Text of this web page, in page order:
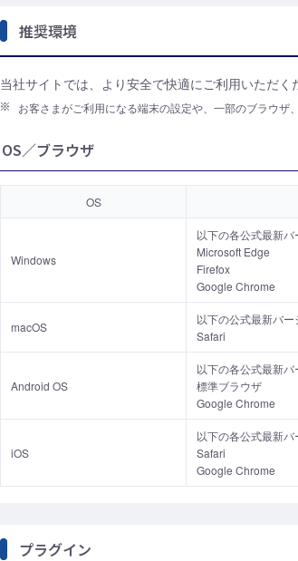
推奨環境
当社サイトでは、より安全で快適にご利用いただく
お客さまがご利用になる端末の設定や、一部のブラウザ
OS／ブラウザ
OS
Windows
以下の各公式最新バ
Microsoft Edge
Firefox
Google Chrome
macOS
以下の公式最新バー
Safari
Android OS
以下の各公式最新バ
標準ブラウザ
Google Chrome
iOS
以下の各公式最新バ
Safari
Google Chrome
プラグイン